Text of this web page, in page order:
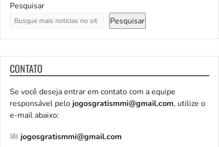
Pesquisar
Pesquisar
CONTATO
Se você deseja entrar em contato com a equipe
responsável pelo jogosgratismmi@gmail.com, utilize o
e-mail abaixo:
jogosgratismmi@gmail.com